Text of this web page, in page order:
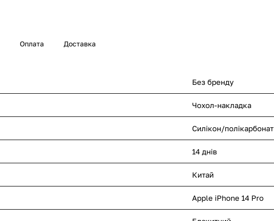
Оплата Доставка
Без бренду
Чохол-накладка
Силікон/полікарбонат
14 днів
Китай
Apple iPhone 14 Pro